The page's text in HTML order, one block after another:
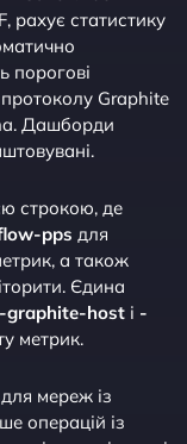
рахує статистику
порогові
Graphite
Дашборди
строкою, де
pps для
а також
Єдина
-graphite-host і -
метрик.
мереж із
операцій із